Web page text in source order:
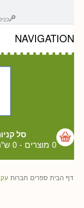
NAVIGATION
סל
0 מוצרים - 0 ש"ח
דף הבית ספרים חברות